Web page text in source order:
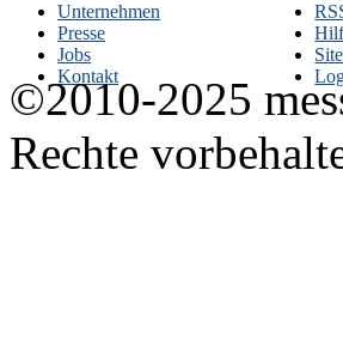
Unternehmen
Presse
Jobs
Kontakt
©2010-2025
Rechte